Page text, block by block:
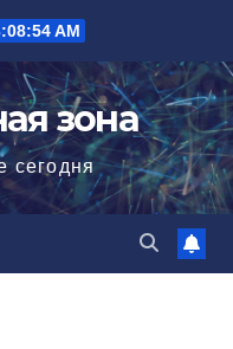
AM
зона
сегодня